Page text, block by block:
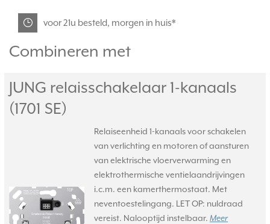
voor 21u besteld, morgen in huis*
Combineren met
JUNG relaisschakelaar 1-kanaals
(1701 SE)
Relaiseenheid 1-kanaals voor schakelen
van verlichting en motoren of aansturen
van elektrische vloerverwarming en
elektrothermische ventielaandrijvingen
i.c.m. een kamerthermostaat. Met
neventoestelingang. LET OP: nuldraad
vereist. Nalooptijd instelbaar. Meer